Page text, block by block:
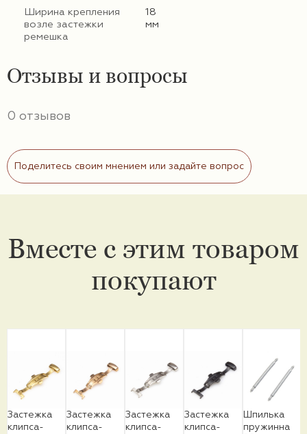
Ширина крепления
возле застежки
ремешка
18
мм
Отзывы и вопросы
0 отзывов
Поделитесь своим мнением или задайте вопрос
Вместе с этим товаром
покупают
Застежка
клипса-
Застежка
клипса-
Застежка
клипса-
Застежка
клипса-
Шпилька
пружинна